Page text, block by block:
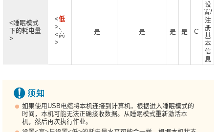
<睡眠模式
下的耗电量
>
<低
>、
<高
>
是 是 是 是 C
设
置/
注
册
基
本
信
息
如果使用USB电缆将本机连接到计算机，根据进入睡眠模式的
时间，本机可能无法正确接收数据。从睡眠模式重新激活本
机，然后再次执行作业。